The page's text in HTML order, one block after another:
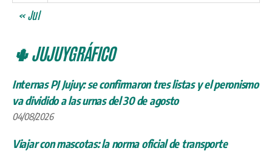
« Jul
🌵 JUJUYGRÁFICO
Internas PJ Jujuy: se confirmaron tres listas y el peronismo
va dividido a las urnas del 30 de agosto
04/08/2026
Viajar con mascotas: la norma oficial de transporte